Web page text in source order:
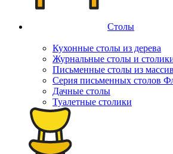
Столы
Кухонные столы из дерева
Журнальные столы и
Письменные столы из
Серия письменных столов
Дачные столы
Туалетные столики